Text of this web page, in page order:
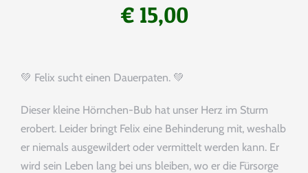
€ 15,00
💚 Felix sucht einen Dauerpaten. 💚
Dieser kleine Hörnchen-Bub hat unser Herz im Sturm
erobert. Leider bringt Felix eine Behinderung mit, weshalb
er niemals ausgewildert oder vermittelt werden kann. Er
wird sein Leben lang bei uns bleiben, wo er die Fürsorge